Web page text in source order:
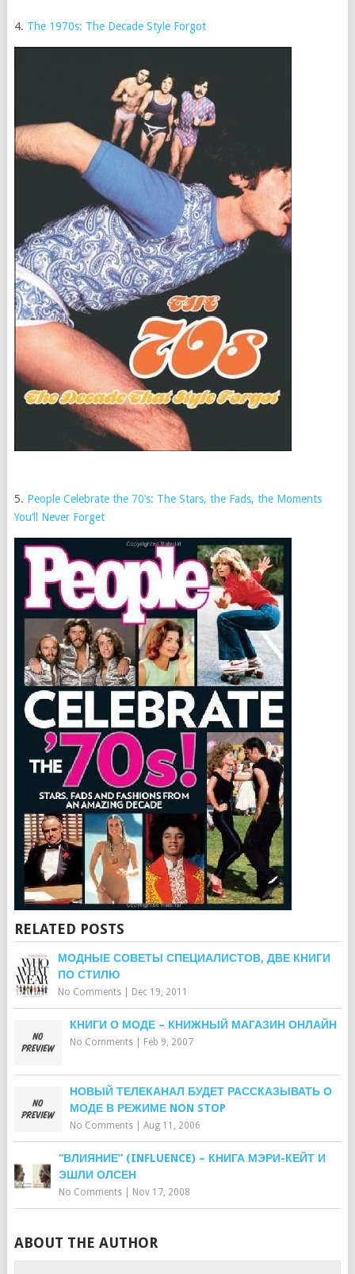
4. The 1970s: The Decade Style Forgot
5. People Celebrate the 70’s: The Stars, the Fads, the Moments
You’ll Never Forget
RELATED POSTS
МОДНЫЕ СОВЕТЫ СПЕЦИАЛИСТОВ, ДВЕ КНИГИ
ПО СТИЛЮ
No Comments| Dec 19, 2011
КНИГИ О МОДЕ – КНИЖНЫЙ МАГАЗИН ОНЛАЙН
No Comments| Feb 9, 2007
НОВЫЙ ТЕЛЕКАНАЛ БУДЕТ РАССКАЗЫВАТЬ О
МОДЕ В РЕЖИМЕ NON STOP
No Comments| Aug 11, 2006
“ВЛИЯНИЕ” (INFLUENCE) – КНИГА МЭРИ-КЕЙТ И
ЭШЛИ ОЛСЕН
No Comments| Nov 17, 2008
ABOUT THE AUTHOR